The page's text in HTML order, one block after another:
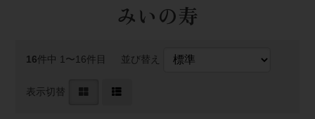
みいの寿
16件中 1〜16件目 並び替え
表示切替